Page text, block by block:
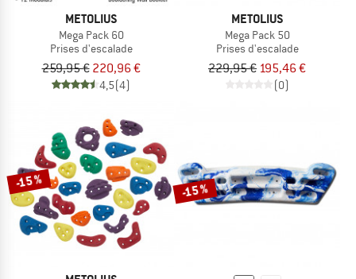
METOLIUS
Mega Pack 60
Prises d'escalade
259,95 € 220,96 €
4,5(4)
METOLIUS
Mega Pack 50
Prises d'escalade
229,95 € 195,46 €
(0)
-15 % -15 %